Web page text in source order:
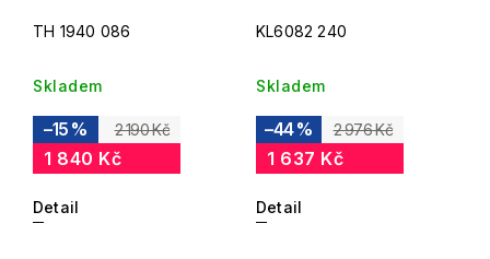
TH 1940 086
Skladem
2 190 Kč
–15 %
1 840 Kč
Detail
KL6082 240
Skladem
2 976 Kč
–44 %
1 637 Kč
Detail